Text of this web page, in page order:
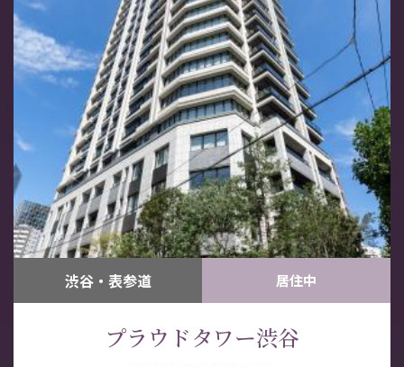
渋谷・表参道 居住中
プラウドタワー渋谷